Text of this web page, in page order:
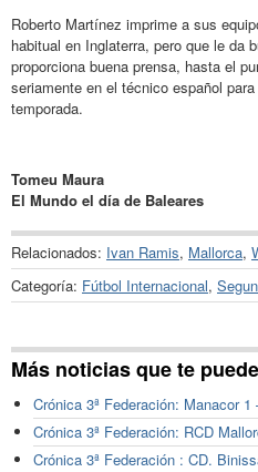
Roberto Martínez imprime a sus
habitual en Inglaterra, pero que le da
proporciona buena prensa, hasta el
seriamente en el técnico español
temporada.
Tomeu Maura
El Mundo el día de Baleares
Relacionados: Ivan Ramis, Mallorca,
Categoría: Fútbol Internacional,
Más noticias que te
Crónica 3ª Federación: Manacor
Crónica 3ª Federación: RCD
Crónica 3ª Federación : CD.